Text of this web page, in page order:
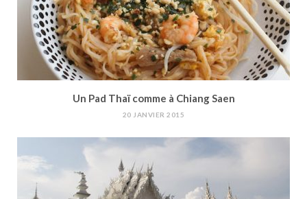
Un Pad Thaï comme à Chiang Saen
20 JANVIER 2015